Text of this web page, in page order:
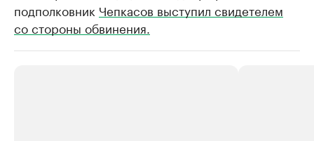
подполковник Чепкасов выступил свидетелем
со стороны обвинения.